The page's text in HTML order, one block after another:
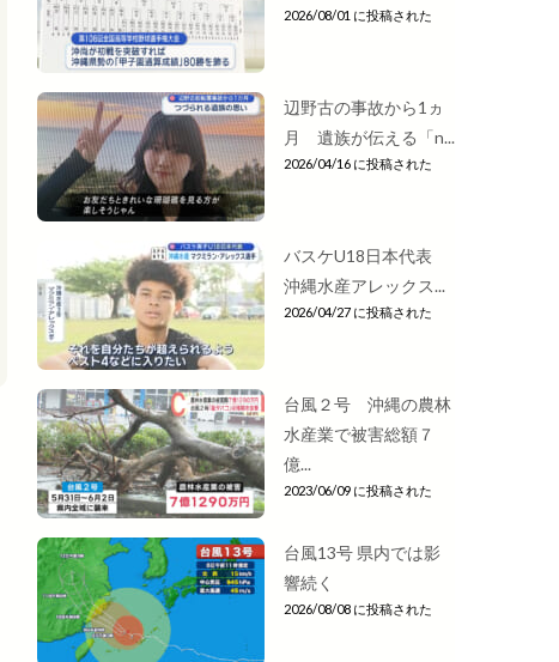
2026/08/01 に投稿された
辺野古の事故から1ヵ
月 遺族が伝える「n...
2026/04/16 に投稿された
バスケU18日本代表
沖縄水産アレックス...
2026/04/27 に投稿された
台風２号 沖縄の農林
水産業で被害総額７
億...
2023/06/09 に投稿された
台風13号 県内では影
響続く
2026/08/08 に投稿された